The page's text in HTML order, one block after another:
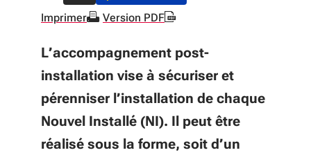
Imprimer Version PDF
L’accompagnement post-
installation vise à sécuriser et
pérenniser l’installation de chaque
Nouvel Installé (NI). Il peut être
réalisé sous la forme, soit d’un